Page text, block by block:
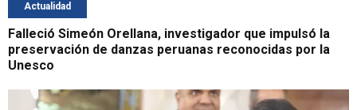
Actualidad
Falleció Simeón Orellana, investigador que impulsó la
preservación de danzas peruanas reconocidas por la
Unesco